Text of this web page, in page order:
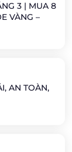
3 | MUA 8
VÀNG –
AN TOÀN,